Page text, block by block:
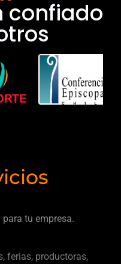
confiado
tu empresa.
ferias, productoras,